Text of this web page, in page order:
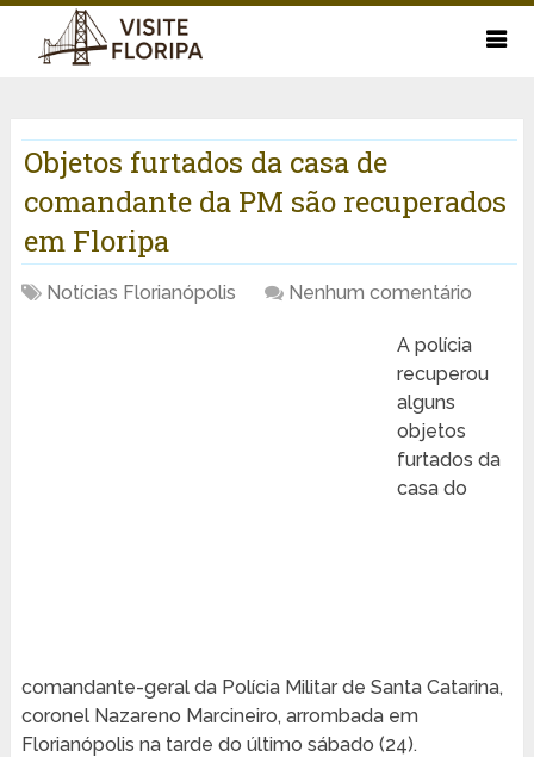
Objetos furtados da casa de
comandante da PM são recuperados
em Floripa
Notícias Florianópolis Nenhum comentário
A polícia
recuperou
alguns
objetos
furtados da
casa do
comandante-geral da Polícia Militar de Santa Catarina,
coronel Nazareno Marcineiro, arrombada em
Florianópolis na tarde do último sábado (24).